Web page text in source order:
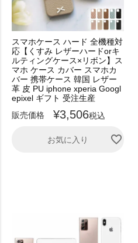
スマホケース ハード 全機種対
応【くすみ レザーハードorキ
ルティングケース×リボン】ス
マホ ケース カバー スマホカ
バー 携帯ケース 韓国 レザー
革 皮 PU iphone xperia Googl
epixel ギフト 受注生産
販売価格
¥3,506税込
お気に入り